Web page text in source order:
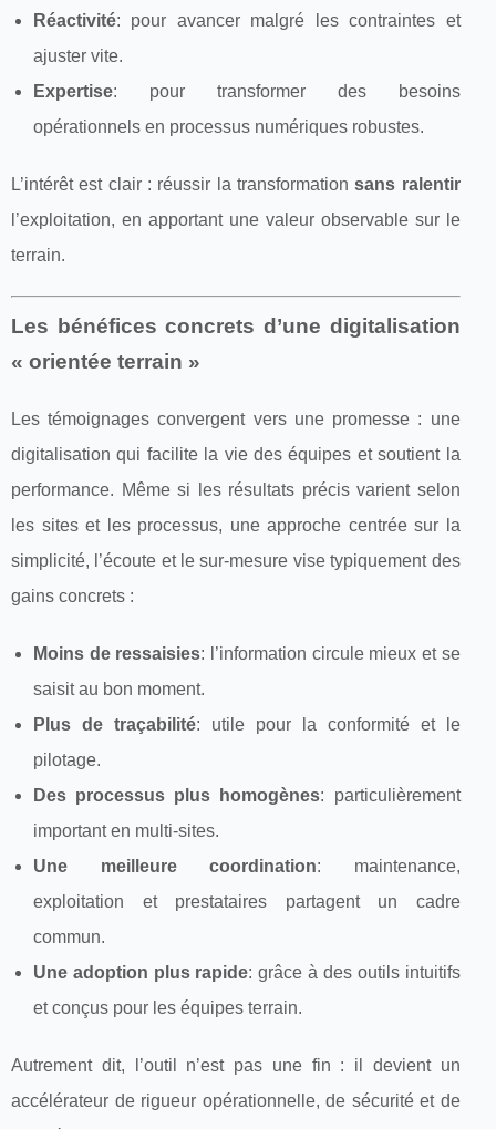
Réactivité: pour avancer malgré les contraintes et
ajuster vite.
Expertise: pour transformer des besoins
opérationnels en processus numériques robustes.
L’intérêt est clair : réussir la transformationsans ralentir
l’exploitation, en apportant une valeur observable sur le
terrain.
Les bénéfices concrets d’une digitalisation
« orientée terrain »
Les témoignages convergent vers une promesse : une
digitalisation qui facilite la vie des équipes et soutient la
performance. Même si les résultats précis varient selon
les sites et les processus, une approche centrée sur la
simplicité, l’écoute et le sur-mesure vise typiquement des
gains concrets :
Moins de ressaisies: l’information circule mieux et se
saisit au bon moment.
Plus de traçabilité: utile pour la conformité et le
pilotage.
Des processus plus homogènes: particulièrement
important en multi-sites.
Une meilleure coordination: maintenance,
exploitation et prestataires partagent un cadre
commun.
Une adoption plus rapide: grâce à des outils intuitifs
et conçus pour les équipes terrain.
Autrement dit, l’outil n’est pas une fin : il devient un
accélérateur de rigueur opérationnelle, de sécurité et de